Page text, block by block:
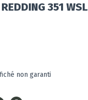
351 WSL
non garanti